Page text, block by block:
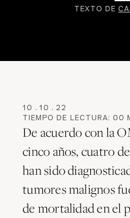
TEXTO DE
10 . 10 . 22
TIEMPO DE LECTURA: 00
De acuerdo con la
cinco años, cuatro
han sido
tumores malignos
de mortalidad en el